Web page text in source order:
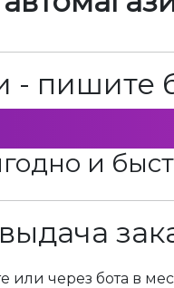
- пишите
и
или через бота в